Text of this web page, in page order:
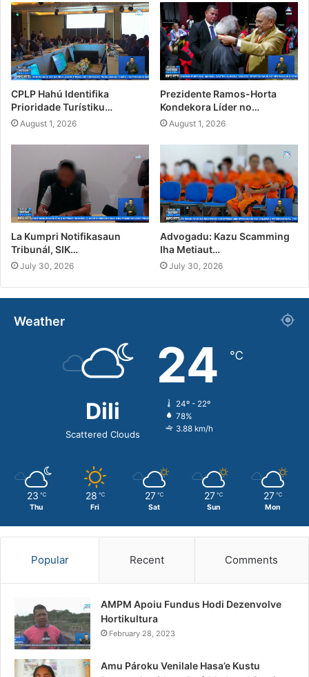
CPLP Hahú Identifika
Prioridade Turístiku…
August 1, 2026
Prezidente Ramos-Horta
Kondekora Líder no…
August 1, 2026
La Kumpri Notifikasaun
Tribunál, SIK…
July 30, 2026
Advogadu: Kazu Scamming
Iha Metiaut…
July 30, 2026
Weather
Dili
Scattered Clouds
24 ℃
24º - 22º
78%
3.88 km/h
23 ℃
Thu
28 ℃
Fri
27 ℃
Sat
27 ℃
Sun
27 ℃
Mon
Popular Recent Comments
AMPM Apoiu Fundus Hodi Dezenvolve
Hortikultura
February 28, 2023
Amu Pároku Venilale Hasa’e Kustu